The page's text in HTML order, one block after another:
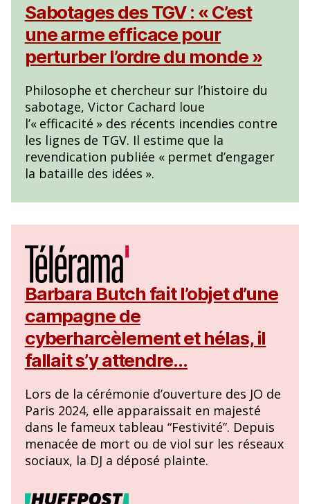
Sabotages des TGV : « C’est
une arme efficace pour
perturber l’ordre du monde »
Philosophe et chercheur sur l’histoire du
sabotage, Victor Cachard loue
l’« efficacité » des récents incendies contre
les lignes de TGV. Il estime que la
revendication publiée « permet d’engager
la bataille des idées ».
Barbara Butch fait l’objet d’une
campagne de
cyberharcèlement et hélas, il
fallait s’y attendre…
Lors de la cérémonie d’ouverture des JO de
Paris 2024, elle apparaissait en majesté
dans le fameux tableau “Festivité”. Depuis
menacée de mort ou de viol sur les réseaux
sociaux, la DJ a déposé plainte.